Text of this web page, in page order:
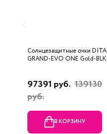
Солнцезащитные очки DITA
GRAND-EVO ONE Gold-BLK
97391 руб. 139130
руб.
В КОРЗИНУ